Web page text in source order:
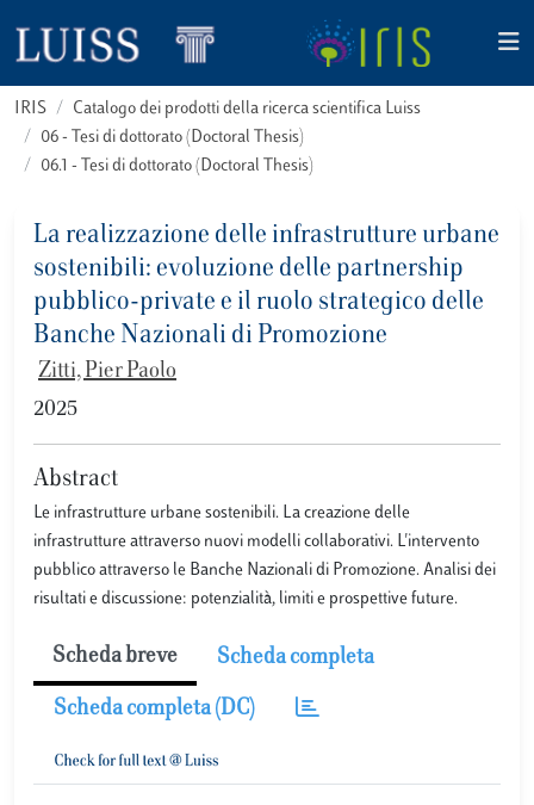
IRIS
Catalogo dei prodotti della ricerca scientifica Luiss
06 - Tesi di dottorato (Doctoral Thesis)
06.1 - Tesi di dottorato (Doctoral Thesis)
La realizzazione delle infrastrutture urbane
sostenibili: evoluzione delle partnership
pubblico-private e il ruolo strategico delle
Banche Nazionali di Promozione
Zitti, Pier Paolo
2025
Abstract
Le infrastrutture urbane sostenibili. La creazione delle
infrastrutture attraverso nuovi modelli collaborativi. L'intervento
pubblico attraverso le Banche Nazionali di Promozione. Analisi dei
risultati e discussione: potenzialità, limiti e prospettive future.
Scheda breve Scheda completa
Scheda completa (DC)